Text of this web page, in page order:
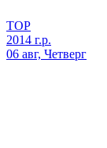
ТОР
2014 г.р.
06 авг, Четверг